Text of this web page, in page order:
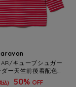
キューブシュガー
ー天竺前後着配色ス
込) 50% OFF